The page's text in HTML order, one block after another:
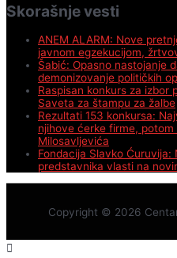
Skorašnje vesti
ANEM ALARM: Nove
javnom egzekucijom,
Šabić: Opasno nastojanje
demonizovanje političkih
Raspisan konkurs za izbor
Saveta za štampu za žalbe
Rezultati 153 konkursa:
njihove ćerke firme,
Milosavljevića
Fondacija Slavko
predstavnika vlasti na
Copyright © 2026